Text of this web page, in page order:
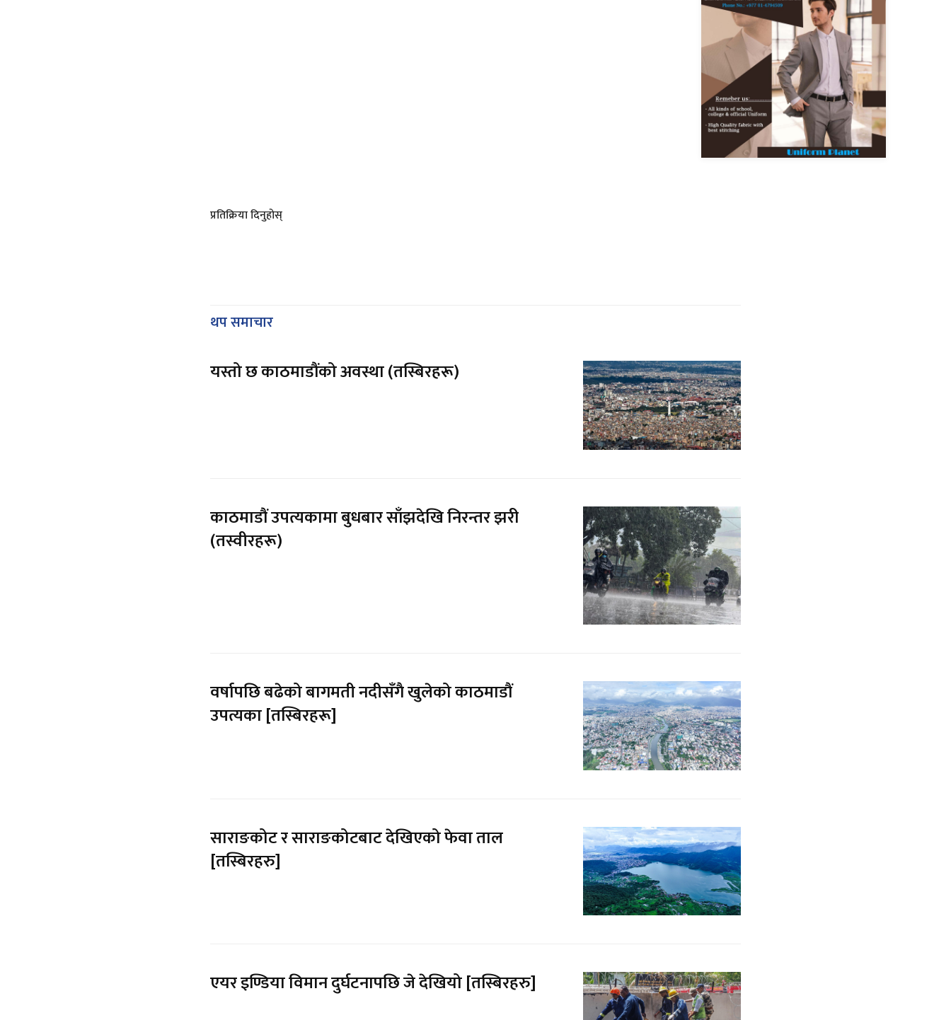
प्रतिक्रिया दिनुहोस्
थप समाचार
यस्तो छ काठमाडौंको अवस्था (तस्बिरहरू)
काठमाडौं उपत्यकामा बुधबार साँझदेखि निरन्तर झरी
(तस्वीरहरू)
वर्षापछि बढेको बागमती नदीसँगै खुलेको काठमाडौं
उपत्यका [तस्बिरहरू]
साराङकोट र साराङकोटबाट देखिएको फेवा ताल
[तस्बिरहरु]
एयर इण्डिया विमान दुर्घटनापछि जे देखियो [तस्बिरहरु]